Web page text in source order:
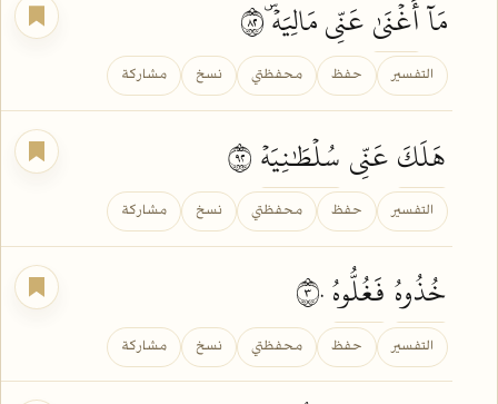
مَآأَغۡنَىٰعَنِّي مَالِيَهۡۜ ٢٨
التفسير حفظ محفظتي نسخ مشاركة
هَلَكَعَنِّي سُلۡطَٰنِيَهۡ
التفسير حفظ محفظتي نسخ مشاركة
خُذُوهُ فَغُلُّوهُ
التفسير حفظ محفظتي نسخ مشاركة